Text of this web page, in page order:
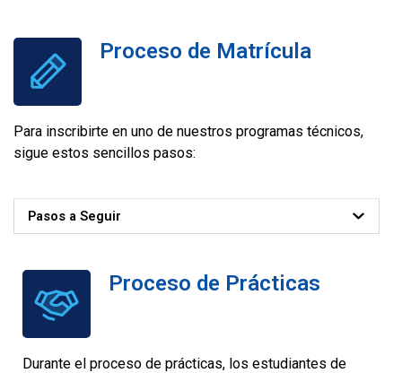
Proceso de Matrícula
Para inscribirte en uno de nuestros programas técnicos,
sigue estos sencillos pasos:
Pasos a Seguir
Proceso de Prácticas
Durante el proceso de prácticas, los estudiantes de